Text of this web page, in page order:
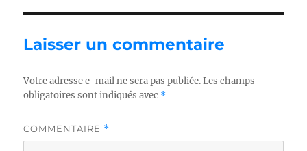
Laisser un commentaire
Votre adresse e-mail ne sera pas publiée. Les champs
obligatoires sont indiqués avec *
COMMENTAIRE *